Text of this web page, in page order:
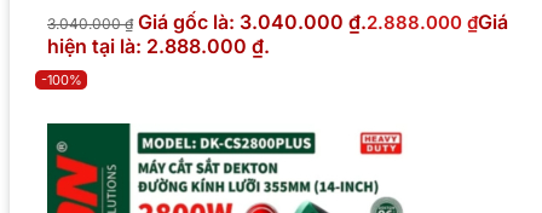
3.040.000₫ Giá gốc là: 3.040.000 ₫.2.888.000 ₫Giá
hiện tại là: 2.888.000 ₫.
-100%